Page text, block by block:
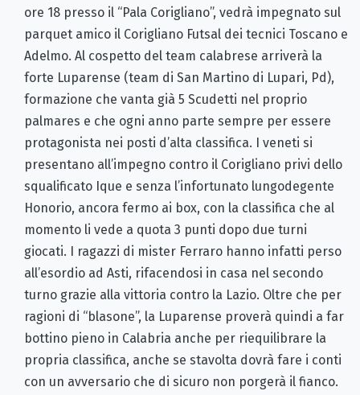
ore 18 presso il “Pala Corigliano”, vedrà impegnato sul
parquet amico il Corigliano Futsal dei tecnici Toscano e
Adelmo. Al cospetto del team calabrese arriverà la
forte Luparense (team di San Martino di Lupari, Pd),
formazione che vanta già 5 Scudetti nel proprio
palmares e che ogni anno parte sempre per essere
protagonista nei posti d’alta classifica. I veneti si
presentano all’impegno contro il Corigliano privi dello
squalificato Ique e senza l’infortunato lungodegente
Honorio, ancora fermo ai box, con la classifica che al
momento li vede a quota 3 punti dopo due turni
giocati. I ragazzi di mister Ferraro hanno infatti perso
all’esordio ad Asti, rifacendosi in casa nel secondo
turno grazie alla vittoria contro la Lazio. Oltre che per
ragioni di “blasone”, la Luparense proverà quindi a far
bottino pieno in Calabria anche per riequilibrare la
propria classifica, anche se stavolta dovrà fare i conti
con un avversario che di sicuro non porgerà il fianco.